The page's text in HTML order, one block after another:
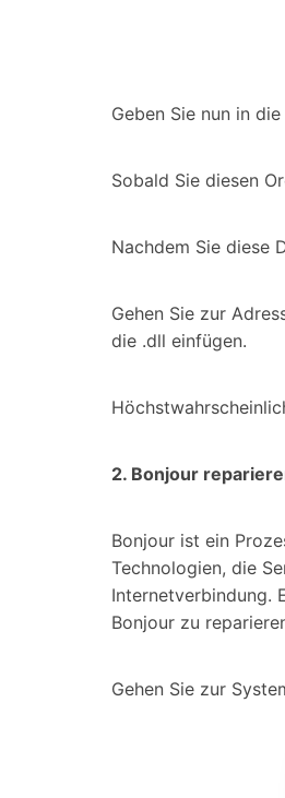
Geben Sie nun in
Sobald Sie diesen
Nachdem Sie diese
Gehen Sie zur
die .dll einfügen.
2. Bonjour
Bonjour ist ein
Technologien, die
Internetverbindung.
Bonjour zu
Gehen Sie zur